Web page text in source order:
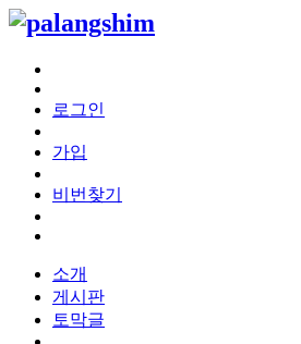
로그인
가입
비번찾기
소개
게시판
토막글